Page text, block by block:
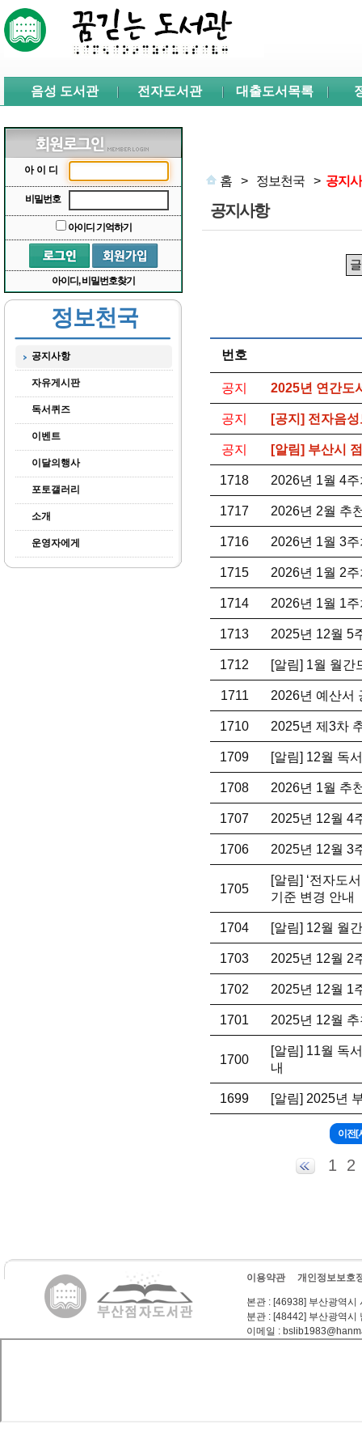
주메뉴 바로가기
서브메뉴 바로가기
음성 도서관 전자도서관 대출도서목록
아이디
비밀번호
아이디 기억하기
아이디, 비밀번호찾기
정보천국
공지사항
자유게시판
독서퀴즈
이벤트
이달의행사
포토갤러리
소개
운영자에게
홈 > 정보천국 > 공지
공지사항
번호
공지 2025년 연간도
공지 [공지] 전자음
공지 [알림] 부산시
1718 2026년 1월 4
1717 2026년 2월 추
1716 2026년 1월 3
1715 2026년 1월 2
1714 2026년 1월 1
1713 2025년 12월 5
1712 [알림] 1월 월간
1711 2026년 예산서
1710 2025년 제3차
1709 [알림] 12월 독
1708 2026년 1월 추
1707 2025년 12월 4
1706 2025년 12월 3
1705
[알림] ‘전자도
기준 변경 안내
1704 [알림] 12월 월
1703 2025년 12월 2
1702 2025년 12월 1
1701 2025년 12월
1700
[알림] 11월 독
내
1699 [알림] 2025년
1 2
이용약관 개인정보보호
본관 : [46938] 부산광역시
분관 : [48442] 부산광역시
이메일 :